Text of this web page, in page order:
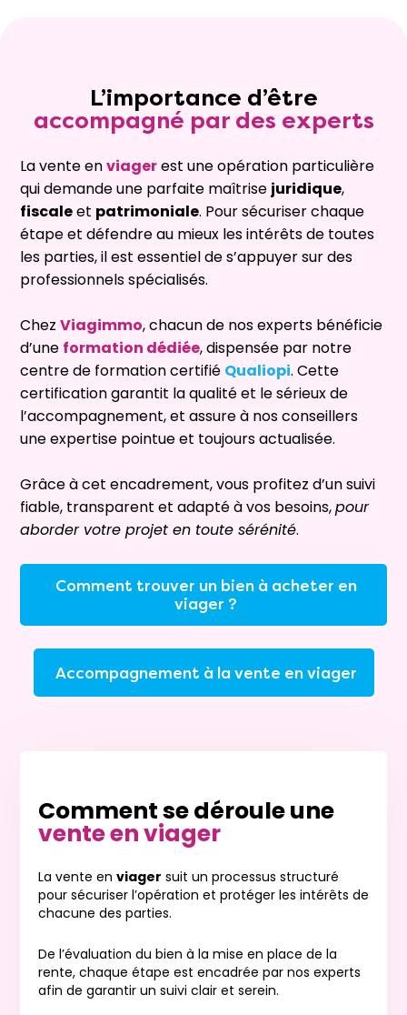
L’importance d’être
accompagné par des experts
La vente enviagerest une opération particulière
qui demande une parfaite maîtrise juridique,
fiscaleet patrimoniale. Pour sécuriser chaque
étape et défendre au mieux les intérêts de toutes
les parties, il est essentiel de s’appuyer sur des
professionnels spécialisés.
Chez Viagimmo, chacun de nos experts bénéficie
d’une formation dédiée, dispensée par notre
centre de formation certifié Qualiopi. Cette
certification garantit la qualité et le sérieux de
l’accompagnement, et assure à nos conseillers
une expertise pointue et toujours actualisée.
Grâce à cet encadrement, vous profitez d’un suivi
fiable, transparent et adapté à vos besoins,pour
aborder votre projet en toute sérénité.
Comment trouver un bien à acheter en
viager ?
Accompagnement à la vente en viager
Comment se déroule une
vente en viager
La vente en viager suit un processus structuré
pour sécuriser l’opération et protéger les intérêts de
chacune des parties.
De l’évaluation du bien à la mise en place de la
rente, chaque étape est encadrée par nos experts
afin de garantir un suivi clair et serein.